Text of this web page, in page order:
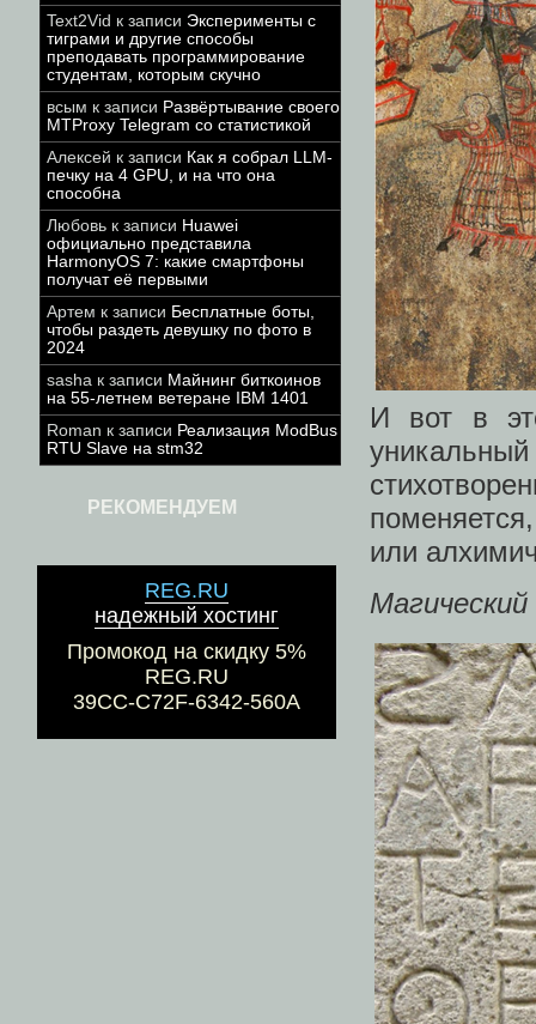
Text2Vid к записи Эксперименты с
тиграми и другие способы
преподавать программирование
студентам, которым скучно
всым к записи Развёртывание своего
MTProxy Telegram со статистикой
Алексей к записи Как я собрал LLM-
печку на 4 GPU, и на что она
способна
Любовь к записи Huawei
официально представила
HarmonyOS 7: какие смартфоны
получат её первыми
Артем к записи Бесплатные боты,
чтобы раздеть девушку по фото в
2024
sasha к записи Майнинг биткоинов
на 55-летнем ветеране IBM 1401
Roman к записи Реализация ModBus
RTU Slave на stm32
РЕКОМЕНДУЕМ
REG.RU
надежный хостинг
Промокод на скидку 5%
REG.RU
39CC-C72F-6342-560A
И вот в
или